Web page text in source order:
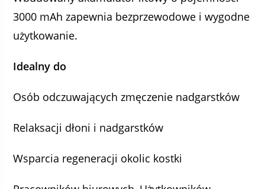
3000 mAh zapewnia bezprzewodowe i wygodne
użytkowanie.
Idealny do
Osób odczuwających zmęczenie nadgarstków
Relaksacji dłoni i nadgarstków
Wsparcia regeneracji okolic kostki